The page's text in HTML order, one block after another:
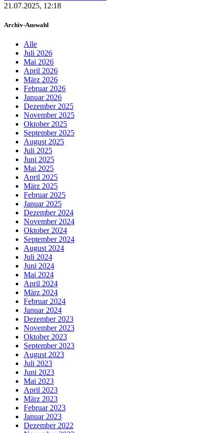
21.07.2025, 12:18
Archiv-Auswahl
Alle
Juli 2026
Mai 2026
April 2026
März 2026
Februar 2026
Januar 2026
Dezember 2025
November 2025
Oktober 2025
September 2025
August 2025
Juli 2025
Juni 2025
Mai 2025
April 2025
März 2025
Februar 2025
Januar 2025
Dezember 2024
November 2024
Oktober 2024
September 2024
August 2024
Juli 2024
Juni 2024
Mai 2024
April 2024
März 2024
Februar 2024
Januar 2024
Dezember 2023
November 2023
Oktober 2023
September 2023
August 2023
Juli 2023
Juni 2023
Mai 2023
April 2023
März 2023
Februar 2023
Januar 2023
Dezember 2022